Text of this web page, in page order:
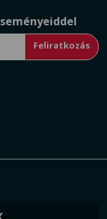
Feliratkozás